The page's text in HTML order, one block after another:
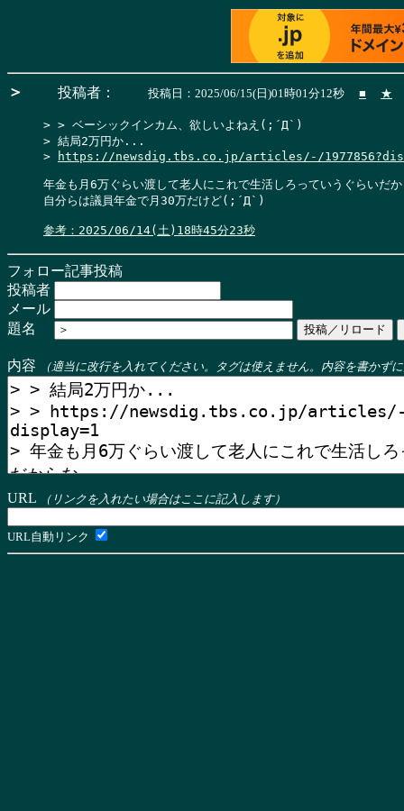
＞ 投稿者： 投稿日：2025/06/15(日)01時01分12秒 ■ ★
> > ベーシックインカム、欲しいよねえ(;´Д`)
> 結局2万円か...
>
https://newsdig.tbs.co.jp/articles/-/
年金も月6万ぐらい渡して老人にこれで生活しろっていうぐらいだ
自分らは議員年金で月30万だけど(;´Д`)
参考：2025/06/14(土)18時45分23秒
フォロー記事投稿
投稿者
メール
題名
内容 （適当に改行を入れてください。タグは使えません。内容を書かず
URL （リンクを入れたい場合はここに記入します）
URL自動リンク